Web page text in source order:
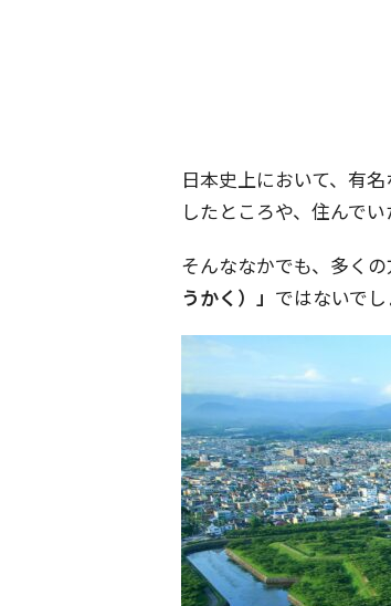
日本史上において、有
したところや、住んで
そんななかでも、多く
うかく）」 ではないでし